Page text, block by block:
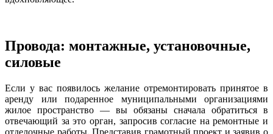
Провода: монтажные, установочные,
силовые
Если у вас появилось желание отремонтировать принятое в
аренду или подаренное муниципальными организациями
жилое пространство — вы обязаны сначала обратиться в
отвечающий за это орган, запросив согласие на ремонтные и
отделочные работы. Представив грамотный проект и заявив о